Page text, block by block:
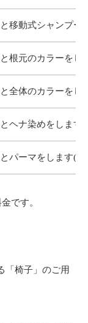
移動式シャンプー
根元のカラーをし
全体のカラーをし
ヘナ染めをします
パーマをします(
です。
「椅子」のご用